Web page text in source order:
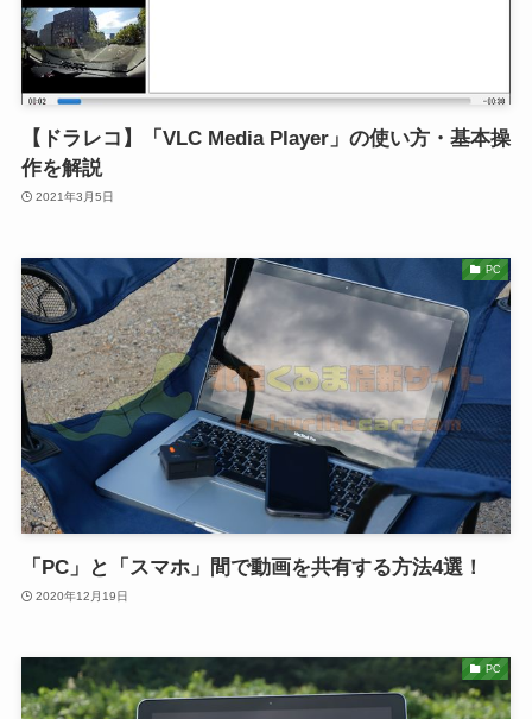
【ドラレコ】「VLC Media Player」の使い方・基本操
作を解説
2021年3月5日
PC
「PC」と「スマホ」間で動画を共有する方法4選！
2020年12月19日
PC